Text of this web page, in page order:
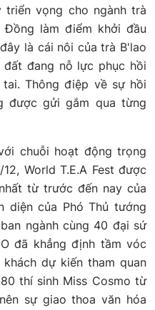
vọng cho ngành trà
làm điểm khởi đầu
là cái nôi của trà B'lao
đang nỗ lực phục hồi
Thông điệp về sự hồi
được gửi gắm qua từng
chuỗi hoạt động trọng
World T.E.A Fest được
từ trước đến nay của
diện của Phó Thủ tướng
ngành cùng 40 đại sứ
đã khẳng định tầm vóc
dự kiến tham quan
thí sinh Miss Cosmo từ
sự giao thoa văn hóa